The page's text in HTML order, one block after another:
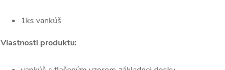
1ks vankúš
Vlastnosti produktu: